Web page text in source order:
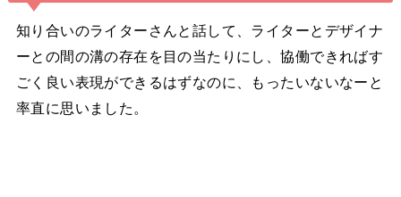
知り合いのライターさんと話して、ライターとデザイナ
ーとの間の溝の存在を目の当たりにし、協働できればす
ごく良い表現ができるはずなのに、もったいないなーと
率直に思いました。